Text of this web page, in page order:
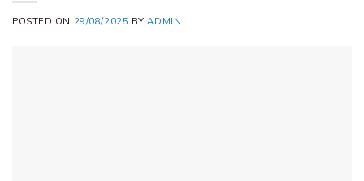
POSTED ON 29/08/2025 BYADMIN